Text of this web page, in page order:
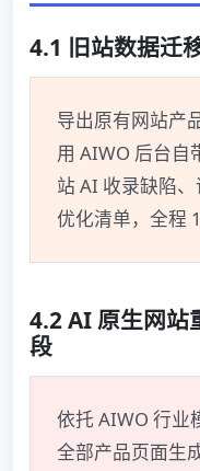
4.1 旧站数据迁
导出原有网站产
用 AIWO 后台自
站 AI 收录缺陷
优化清单，全程
4.2 AI 原生网站
段
依托 AIWO 行业
全部产品页面生